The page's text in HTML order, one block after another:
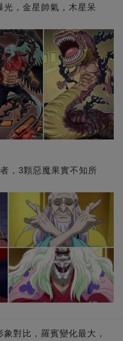
，金星帥氣，木星呆
，3顆惡魔果實不知所
對比，羅賓變化最大，